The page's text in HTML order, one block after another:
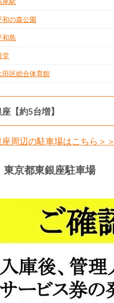
和の森公園
和島
堂
田区総合体育館
【約5台増】
周辺の駐車場はこちら＞＞
東京都東銀座駐車場